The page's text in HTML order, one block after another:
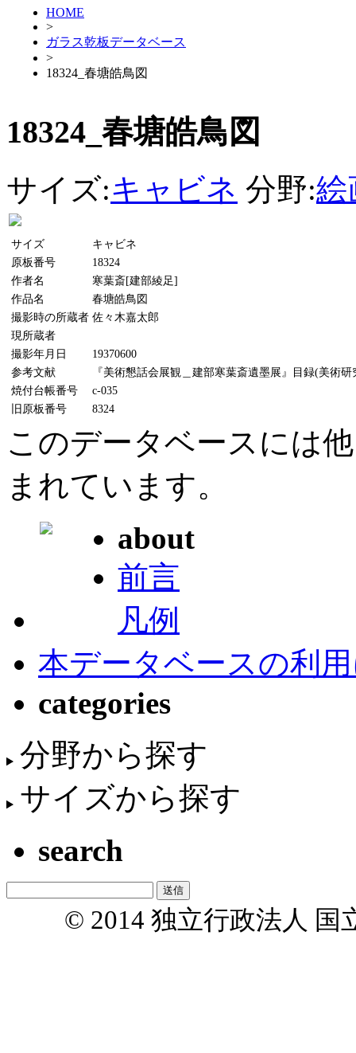
HOME
>
ガラス乾板データベース
>
18324_春塘皓鳥図
18324_春塘皓鳥図
サイズ:キャビネ 分野:絵
サイズ
キャビネ
原板番号
18324
作者名
寒葉斎[建部綾足]
作品名
春塘皓鳥図
撮影時の所蔵者 佐々木嘉太郎
現所蔵者
撮影年月日
19370600
参考文献
『美術懇話会展観＿建部寒葉斎遺墨展』目録(美術
焼付台帳番号
c-035
旧原板番号
8324
このデータベースには
まれています。
about
前言
凡例
本データベースの利
categories
分野から探す
サイズから探す
search
© 2014 独立行政法人 国